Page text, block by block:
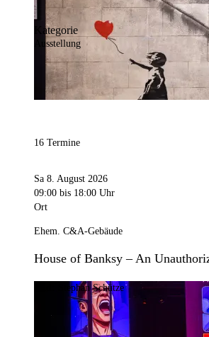
Kategorie
Ausstellung
16 Termine
Sa 8. August 2026
09:00 bis 18:00 Uhr
Ort
Ehem. C&A-Gebäude
House of Banksy – An
Stephan Schütze